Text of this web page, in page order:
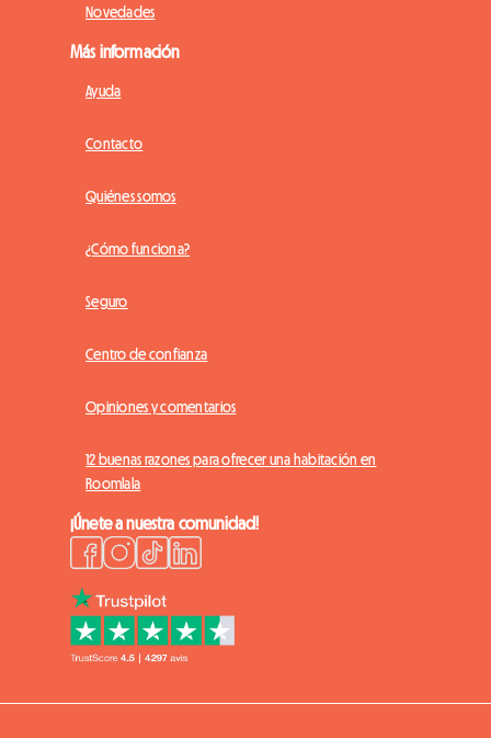
Novedades
Más información
Ayuda
Contacto
Quiénes somos
¿Cómo funciona?
Seguro
Centro de confianza
Opiniones y comentarios
12 buenas razones para ofrecer una habitación en
Roomlala
¡Únete a nuestra comunidad!